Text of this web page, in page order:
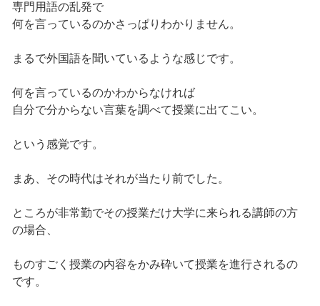
専門用語の乱発で
何を言っているのかさっぱりわかりません。
まるで外国語を聞いているような感じです。
何を言っているのかわからなければ
自分で分からない言葉を調べて授業に出てこい。
という感覚です。
まあ、その時代はそれが当たり前でした。
ところが非常勤でその授業だけ大学に来られる講師の方
の場合、
ものすごく授業の内容をかみ砕いて授業を進行されるの
です。